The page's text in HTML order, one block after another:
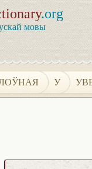
.org
мовы
У